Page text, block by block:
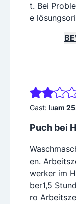
t. Bei
e
Gast: luam
Puch bei
en.
werker im
ber1,5
ro